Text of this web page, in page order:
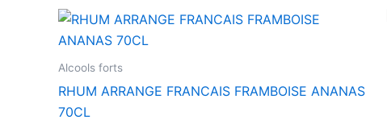
Alcools forts
RHUM ARRANGE FRANCAIS FRAMBOISE ANANAS
70CL